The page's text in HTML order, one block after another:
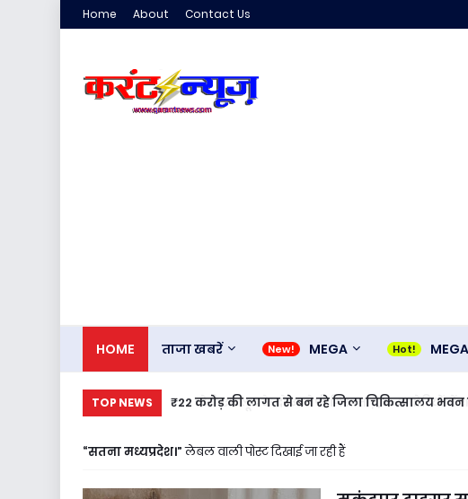
Home About Contact Us
HOME ताजा खबरें MEGA
TOP NEWS ₹22 करोड़ की लागत से बन रहे जिला चिकित्सालय भवन
सतना मध्यप्रदेश। लेबल वाली पोस्ट दिखाई जा रही हैं